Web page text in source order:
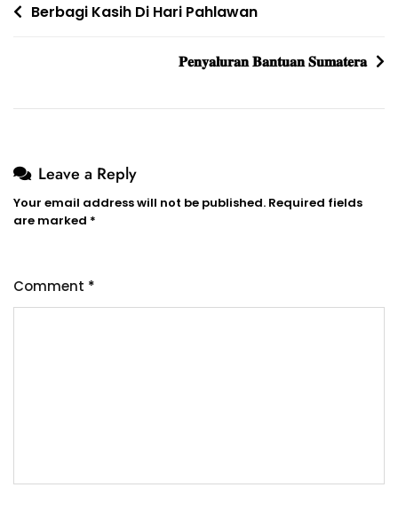
Berbagi Kasih Di Hari Pahlawan
𝐏𝐞𝐧𝐲𝐚𝐥𝐮𝐫𝐚𝐧 𝐁𝐚𝐧𝐭𝐮𝐚𝐧 𝐒𝐮𝐦𝐚𝐭𝐞𝐫𝐚
Leave a Reply
Your email address will not be published. Required fields
are marked *
Comment *